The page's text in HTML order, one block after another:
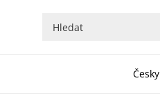
Česky